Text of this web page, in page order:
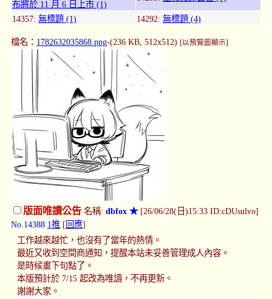
布將於 11 月 6 日上市 (1)
14357: 無標題 (1) 14292: 無標題 (4)
檔名： 1782632035868.png-(236 KB, 512x512) [以預覽圖顯示]
版面唯讀公告 名稱: dbfox ★[26/06/28(日)15:33 ID:cDUsulvo]
No.14388 1推 [ 回應]
工作越來越忙，也沒有了當年的熱情。
最近又收到空間商通知，提醒本站未妥善管理成人內容。
是時候畫下句點了。
本版預計於 7/15 起改為唯讀，不再更新。
謝謝大家。